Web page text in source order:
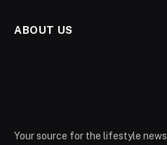
ABOUT US
Your source for the lifestyle